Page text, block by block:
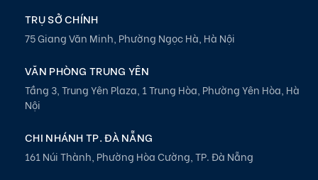
TRỤ SỞ CHÍNH
75 Giang Văn Minh, Phường Ngọc Hà, Hà Nội
VĂN PHÒNG TRUNG YÊN
Tầng 3, Trung Yên Plaza, 1 Trung Hòa, Phường Yên Hòa, Hà
Nội
CHI NHÁNH TP. ĐÀ NẴNG
161 Núi Thành, Phường Hòa Cường, TP. Đà Nẵng